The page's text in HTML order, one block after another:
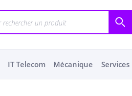
IT Telecom Mécanique Services